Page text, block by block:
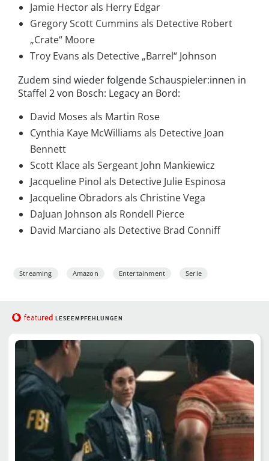
Jamie Hector als Herry Edgar
Gregory Scott Cummins als Detective Robert
„Crate“ Moore
Troy Evans als Detective „Barrel“ Johnson
Zudem sind wieder folgende Schauspieler:innen in
Staffel 2 von Bosch: Legacy an Bord:
David Moses als Martin Rose
Cynthia Kaye McWilliams als Detective Joan
Bennett
Scott Klace als Sergeant John Mankiewicz
Jacqueline Pinol als Detective Julie Espinosa
Jacqueline Obradors als Christine Vega
DaJuan Johnson als Rondell Pierce
David Marciano als Detective Brad Conniff
Streaming Amazon Entertainment Serie
featured LESEEMPFEHLUNGEN